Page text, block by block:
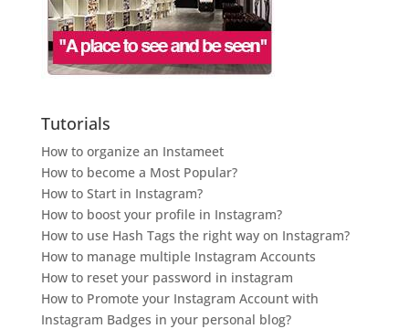
Tutorials
How to organize an Instameet
How to become a Most Popular?
How to Start in Instagram?
How to boost your profile in Instagram?
How to use Hash Tags the right way on Instagram?
How to manage multiple Instagram Accounts
How to reset your password in instagram
How to Promote your Instagram Account with
Instagram Badges in your personal blog?